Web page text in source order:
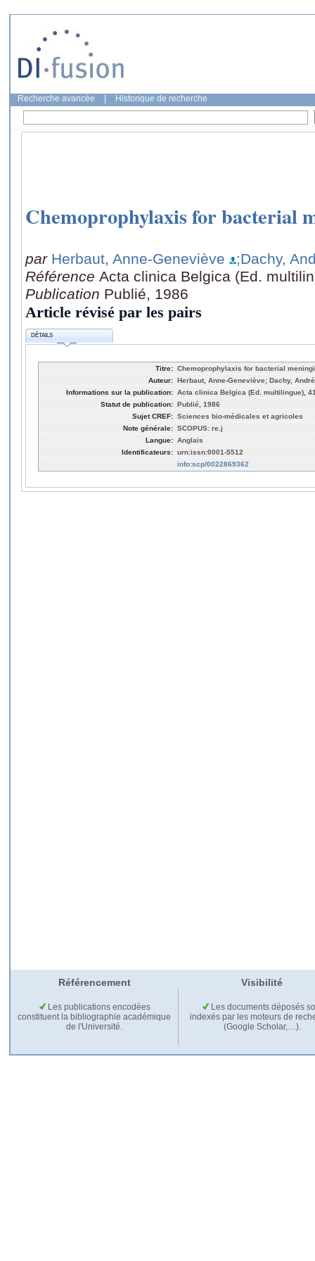
Recherche avancée Historique de recherche
Chemoprophylaxis for bacterial
par Herbaut, Anne-Geneviève
;Dachy,
Référence Acta clinica Belgica (Ed.
Publication Publié, 1986
Article révisé par les pairs
DÉTAILS
Titre: Chemoprophylaxis for bacterial
Auteur: Herbaut, Anne-Geneviève; Dachy,
Informations sur la publication: Acta clinica Belgica (Ed. multilingue),
Statut de publication: Publié, 1986
Sujet CREF: Sciences bio-médicales et agricoles
Note générale: SCOPUS: re.j
Langue: Anglais
Identificateurs: urn:issn:0001-5512
info:scp/0022869362
Référencement Visibilité
Les publications encodées
constituent la bibliographie académique
de l'Université.
Les documents déposés
indexés par les moteurs de
(Google Scholar,…).